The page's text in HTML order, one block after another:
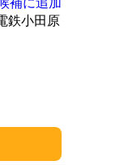
鉄小田原
補に追加